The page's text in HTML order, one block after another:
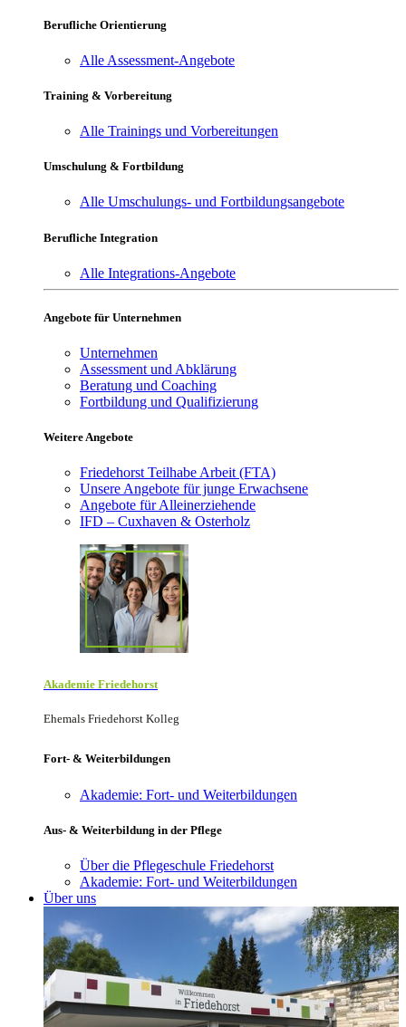
Berufliche Orientierung
Alle Assessment-Angebote
Training & Vorbereitung
Alle Trainings und Vorbereitungen
Umschulung & Fortbildung
Alle Umschulungs- und Fortbildungsangebote
Berufliche Integration
Alle Integrations-Angebote
Angebote für Unternehmen
Unternehmen
Assessment und Abklärung
Beratung und Coaching
Fortbildung und Qualifizierung
Weitere Angebote
Friedehorst Teilhabe Arbeit (FTA)
Unsere Angebote für junge Erwachsene
Angebote für Alleinerziehende
IFD – Cuxhaven & Osterholz
Akademie Friede­horst
Ehemals Friedehorst Kolleg
Fort- & Weiterbildungen
Akademie: Fort- und Weiterbildungen
Aus- & Weiterbildung in der Pflege
Über die Pflegeschule Friedehorst
Akademie: Fort- und Weiterbildungen
Über uns